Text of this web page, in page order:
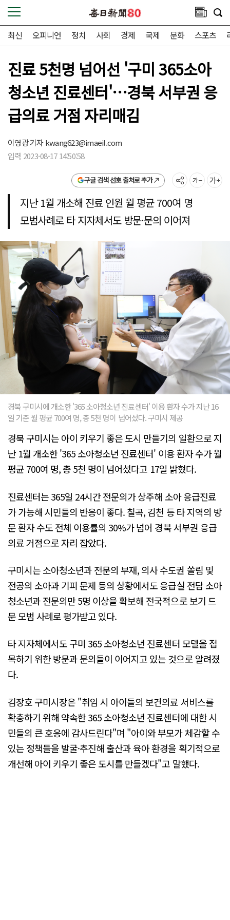
최신 오피니언 정치 사회 경제 국제 문화 스포츠
진료 5천명 넘어선 '구미 365소아
청소년 진료센터'…경북 서부권 응
급의료 거점 자리매김
이영광 기자kwang623@imaeil.com
입력 2023-08-17 14:50:58
구글 검색 선호 출처로 추가
지난 1월 개소해 진료 인원 월 평균 700여 명
모범사례로 타 지자체서도 방문·문의 이어져
경북 구미시에 개소한 '365 소아청소년 진료센터' 이용 환자 수가 지난 16
일 기준 월 평균 700여 명, 총 5천 명이 넘어섰다. 구미시 제공
경북 구미시는 아이 키우기 좋은 도시 만들기의 일환으로 지
난 1월 개소한 '365 소아청소년 진료센터' 이용 환자 수가 월
평균 700여 명, 총 5천 명이 넘어섰다고 17일 밝혔다.
진료센터는 365일 24시간 전문의가 상주해 소아 응급진료
가 가능해 시민들의 반응이 좋다. 칠곡, 김천 등 타 지역의 방
문 환자 수도 전체 이용률의 30%가 넘어 경북 서부권 응급
의료 거점으로 자리 잡았다.
구미시는 소아청소년과 전문의 부재, 의사 수도권 쏠림 및
전공의 소아과 기피 문제 등의 상황에서도 응급실 전담 소아
청소년과 전문의만 5명 이상을 확보해 전국적으로 보기 드
문 모범 사례로 평가받고 있다.
타 지자체에서도 구미 365 소아청소년 진료센터 모델을 접
목하기 위한 방문과 문의들이 이어지고 있는 것으로 알려졌
다.
김장호 구미시장은 "취임 시 아이들의 보건의료 서비스를
확충하기 위해 약속한 365 소아청소년 진료센터에 대한 시
민들의 큰 호응에 감사드린다"며 "아이와 부모가 체감할 수
있는 정책들을 발굴·추진해 출산과 육아 환경을 획기적으로
개선해 아이 키우기 좋은 도시를 만들겠다"고 말했다.